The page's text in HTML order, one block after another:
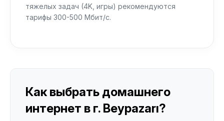
тяжелых задач (4K, игры) рекомендуются
тарифы 300-500 Мбит/с.
Как выбрать домашнего
интернет в г. Beypazarı?